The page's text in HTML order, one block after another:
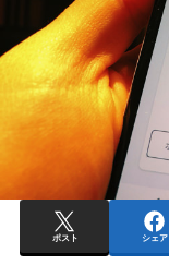
ポスト シェア